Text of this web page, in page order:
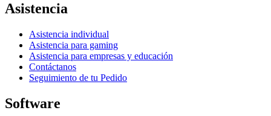
Asistencia
Asistencia individual
Asistencia para gaming
Asistencia para empresas y educación
Contáctanos
Seguimiento de tu Pedido
Software